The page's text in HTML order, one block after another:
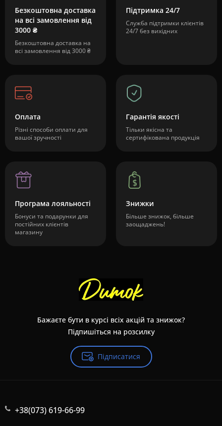
Безкоштовна доставка
на всі замовлення від
3000 ₴
Безкоштовна доставка на
всі замовлення від 3000 ₴
Підтримка 24/7
Служба підтримки клієнтів
24/7 без вихідних
Оплата
Різні способи оплати для
вашої зручності
Гарантія якості
Тільки якісна та
сертифікована продукція
Програма лояльності
Бонуси та подарунки для
постійних клієнтів
магазину
Знижки
Більше знижок, більше
заощаджень!
Бажаєте бути в курсі всіх акцій та знижок?
Підпишіться на розсилку
Підписатися
+38(073) 619-66-99